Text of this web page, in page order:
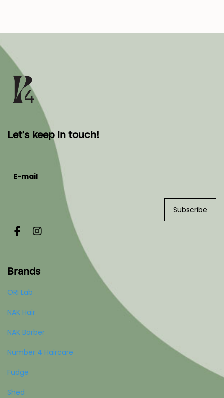
Let's keep in touch!
Subscribe
Brands
ORI Lab
NAK Hair
NAK Barber
Number 4 Haircare
Fudge
Shed